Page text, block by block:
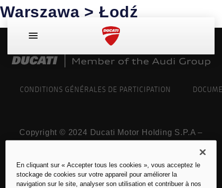
Warszawa > Łodź
CONDITIONS GÉNÉRALES DE PARTICIPATION
Copyright © 2024 Ducati Motor Holding S.P.A –
une société soumise aux activités de gestion et
de coordination de AUDI AG.
Tous les droits sont réservés. TVA 05113870967
En cliquant sur « Accepter tous les cookies », vous acceptez le
stockage de cookies sur votre appareil pour améliorer la
navigation sur le site, analyser son utilisation et contribuer à nos